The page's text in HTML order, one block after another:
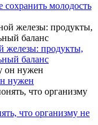
молодость
железы: продукты,
баланс
нужен
что организму не